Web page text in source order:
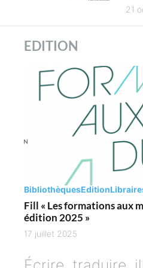
des
21
EDITION
BibliothèquesEdition
Fill « Les formations aux
édition 2025 »
17 juillet 2025